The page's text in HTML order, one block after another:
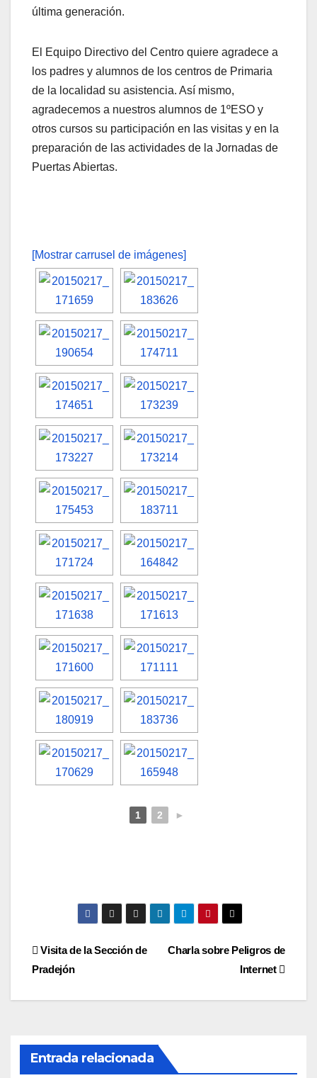
última generación.
El Equipo Directivo del Centro quiere agradece a
los padres y alumnos de los centros de Primaria
de la localidad su asistencia. Así mismo,
agradecemos a nuestros alumnos de 1ºESO y
otros cursos su participación en las visitas y en la
preparación de las actividades de la Jornadas de
Puertas Abiertas.
[Mostrar carrusel de imágenes]
1 2 ►
Navegación
Charla sobre Peligros de
Internet
Visita de la Sección de
Pradejón
Entrada relacionada